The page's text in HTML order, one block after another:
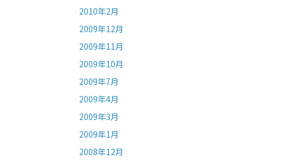
2010年2月
2009年12月
2009年11月
2009年10月
2009年7月
2009年4月
2009年3月
2009年1月
2008年12月